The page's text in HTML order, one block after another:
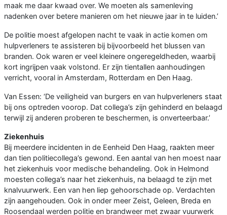
maak me daar kwaad over. We moeten als samenleving
nadenken over betere manieren om het nieuwe jaar in te luiden.’
De politie moest afgelopen nacht te vaak in actie komen om
hulpverleners te assisteren bij bijvoorbeeld het blussen van
branden. Ook waren er veel kleinere ongeregeldheden, waarbij
kort ingrijpen vaak volstond. Er zijn tientallen aanhoudingen
verricht, vooral in Amsterdam, Rotterdam en Den Haag.
Van Essen: ‘De veiligheid van burgers en van hulpverleners staat
bij ons optreden voorop. Dat collega’s zijn gehinderd en belaagd
terwijl zij anderen proberen te beschermen, is onverteerbaar.’
Ziekenhuis
Bij meerdere incidenten in de Eenheid Den Haag, raakten meer
dan tien politiecollega’s gewond. Een aantal van hen moest naar
het ziekenhuis voor medische behandeling. Ook in Helmond
moesten collega’s naar het ziekenhuis, na belaagd te zijn met
knalvuurwerk. Een van hen liep gehoorschade op. Verdachten
zijn aangehouden. Ook in onder meer Zeist, Geleen, Breda en
Roosendaal werden politie en brandweer met zwaar vuurwerk